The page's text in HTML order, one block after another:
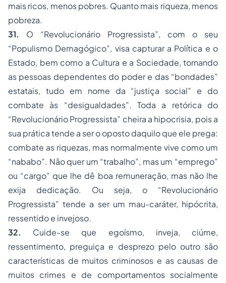
mais ricos, menos pobres. Quanto mais riqueza, menos
pobreza.
31. O “Revolucionário Progressista”, com o seu
“Populismo Demagógico”, visa capturar a Política e o
Estado, bem como a Cultura e a Sociedade, tornando
as pessoas dependentes do poder e das “bondades”
estatais, tudo em nome da “justiça social” e do
combate às “desigualdades”. Toda a retórica do
“Revolucionário Progressista” cheira a hipocrisia, pois a
sua prática tende a ser o oposto daquilo que ele prega:
combate as riquezas, mas normalmente vive como um
“nababo”. Não quer um “trabalho”, mas um “emprego”
ou “cargo” que lhe dê boa remuneração, mas não lhe
exija dedicação. Ou seja, o “Revolucionário
Progressista” tende a ser um mau-caráter, hipócrita,
ressentido e invejoso.
32. Cuide-se que egoísmo, inveja, ciúme,
ressentimento, preguiça e desprezo pelo outro são
características de muitos criminosos e as causas de
muitos crimes e de comportamentos socialmente